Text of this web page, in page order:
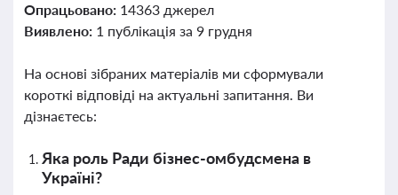
Опрацьовано: 14363 джерел
Виявлено: 1 публікація за 9 грудня
На основі зібраних матеріалів ми сформували
короткі відповіді на актуальні запитання. Ви
дізнаєтесь:
Яка роль Ради бізнес-омбудсмена в
Україні?